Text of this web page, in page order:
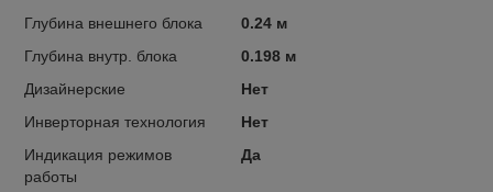
Глубина внешнего блока
0.24 м
Глубина внутр. блока
0.198 м
Дизайнерские
Нет
Инверторная технология
Нет
Индикация режимов
работы
Да